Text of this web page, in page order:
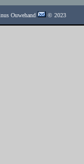
Ouwehand © 2023